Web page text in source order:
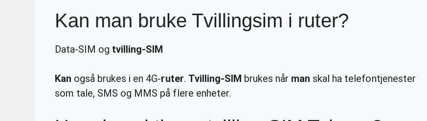
Kan man bruke Tvillingsim i ruter?
Data-SIM og tvilling-SIM
Kan også brukes i en 4G-ruter. Tvilling-SIM brukes når man skal ha telefontjenester
som tale, SMS og MMS på flere enheter.